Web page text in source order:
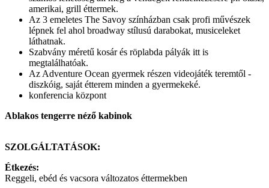
amerikai, grill éttermek.
Az 3 emeletes The Savoy színházban csak profi művészek
lépnek fel ahol broadway stílusú darabokat, musiceleket
láthatnak.
Szabvány méretű kosár és röplabda pályák itt is
megtalálhatóak.
Az Adventure Ocean gyermek részen videojáték teremtől -
diszkóig, saját étterem minden a gyermekeké.
konferencia központ
Ablakos tengerre néző kabinok
SZOLGÁLTATÁSOK:
Étkezés:
Reggeli, ebéd és vacsora változatos éttermekben